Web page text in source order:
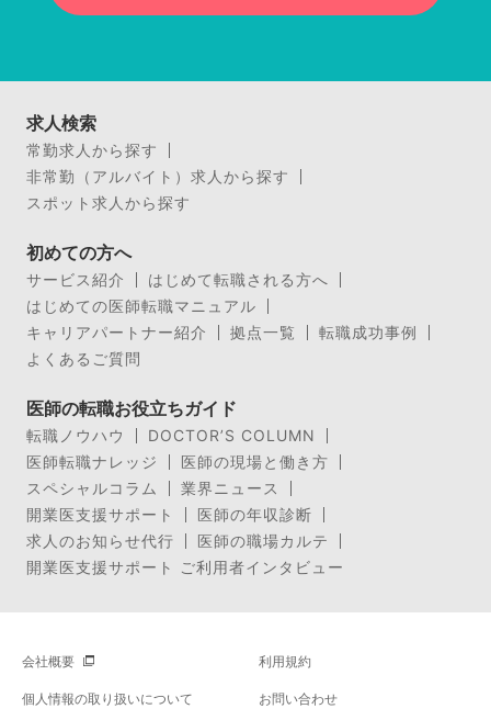
求人検索
常勤求人から探す
非常勤（アルバイト）求人から探す
スポット求人から探す
初めての方へ
サービス紹介
はじめて転職される方へ
はじめての医師転職マニュアル
キャリアパートナー紹介
拠点一覧
転職成功事例
よくあるご質問
医師の転職お役立ちガイド
転職ノウハウ
DOCTOR’S COLUMN
医師転職ナレッジ
医師の現場と働き方
スペシャルコラム
業界ニュース
開業医支援サポート
医師の年収診断
求人のお知らせ代行
医師の職場カルテ
開業医支援サポート ご利用者インタビュー
会社概要 利用規約
個人情報の取り扱いについて お問い合わせ